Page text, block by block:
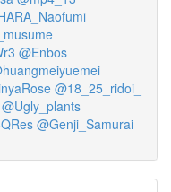
@Enbos
@18_25_ridoi_
@Ugly_plants
@Genji_Samurai